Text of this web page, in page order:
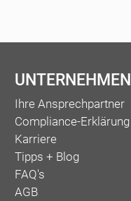
UNTERNEHMEN
Ihre Ansprechpartner
Compliance-Erklärung
Karriere
Tipps + Blog
FAQ's
AGB